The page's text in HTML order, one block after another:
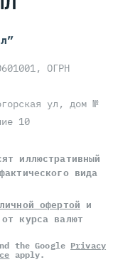
ОГРН
ул, дом №
10
иллюстративный
вида
офертой и
курса валют
the Google Privacy
apply.